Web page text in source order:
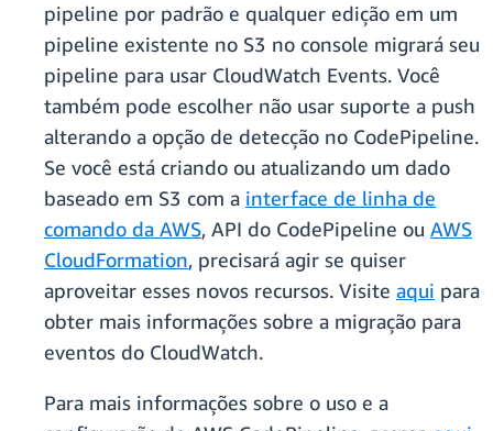
pipeline por padrão e qualquer edição em um
pipeline existente no S3 no console migrará seu
pipeline para usar CloudWatch Events. Você
também pode escolher não usar suporte a push
alterando a opção de detecção no CodePipeline.
Se você está criando ou atualizando um dado
baseado em S3 com a interface de linha de
comando da AWS, API do CodePipeline ou AWS
CloudFormation, precisará agir se quiser
aproveitar esses novos recursos. Visite aqui para
obter mais informações sobre a migração para
eventos do CloudWatch.
Para mais informações sobre o uso e a